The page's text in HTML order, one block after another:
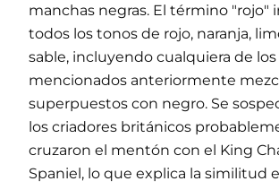
manchas negras. El término "rojo"
todos los tonos de rojo, naranja,
sable, incluyendo cualquiera de
mencionados anteriormente
superpuestos con negro. Se
los criadores británicos
cruzaron el mentón con el King
Spaniel, lo que explica la similitud